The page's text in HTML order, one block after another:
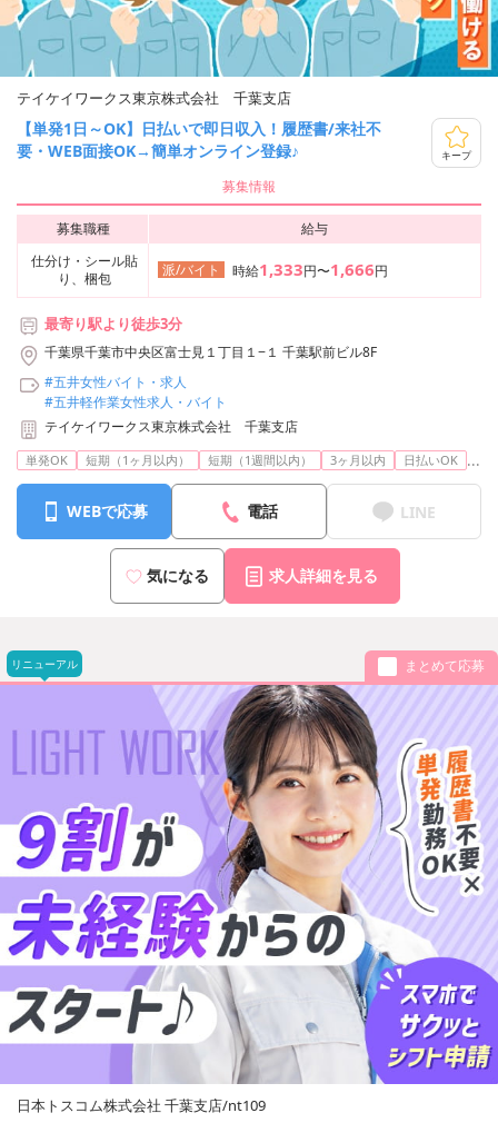
テイケイワークス東京株式会社 千葉支店
【単発1日～OK】日払いで即日収入！履歴書/来社不
要・WEB面接OK→簡単オンライン登録♪
キープ
募集情報
募集職種
給与
仕分け・シール貼
り、梱包
派/バイト 時給1,333円〜1,666円
最寄り駅より徒歩3分
千葉県千葉市中央区富士見１丁目１−１ 千葉駅前ビル8F
#五井女性バイト・求人
#五井軽作業女性求人・バイト
テイケイワークス東京株式会社 千葉支店
単発OK 短期（1ヶ月以内） 短期（1週間以内） 3ヶ月以内 日払いOK ...
WEBで応募 電話 LINE
気になる 求人詳細を見る
リニューアル まとめて応募
日本トスコム株式会社 千葉支店/nt109